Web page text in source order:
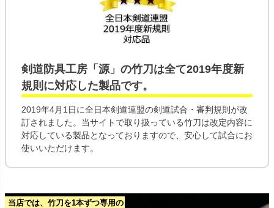
剣道防具工房「源」の竹刀 は全て2019年度新
規則 に対応した製品です。
2019年4月1日に全日本剣道連盟の剣道試合・審判規則が改
訂されました。当サイトで取り扱っている竹刀は改定内容に
対応している製品となっておりますので、安心して試合にお
使いいただけます。
当店では、竹刀を1本ずつ専用の